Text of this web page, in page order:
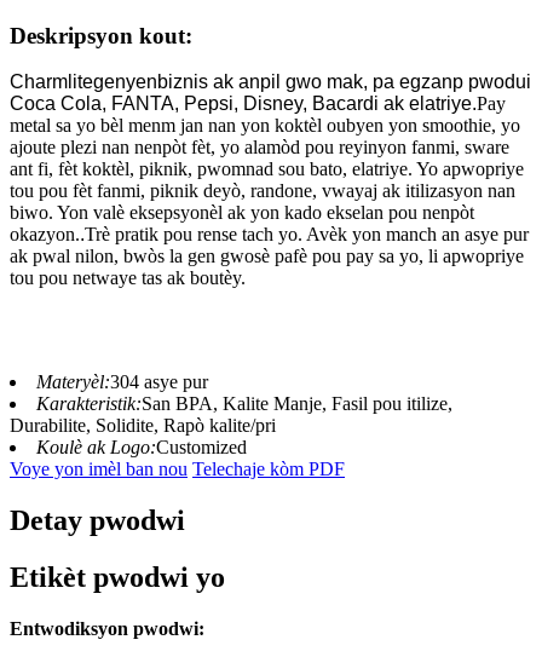
Deskripsyon kout:
Charmlitegenyenbiznis ak anpil gwo mak, pa egzanp pwodui
Coca Cola, FANTA, Pepsi, Disney, Bacardi ak elatriye.Pay
metal sa yo bèl menm jan nan yon koktèl oubyen yon smoothie, yo
ajoute plezi nan nenpòt fèt, yo alamòd pou reyinyon fanmi, sware
ant fi, fèt koktèl, piknik, pwomnad sou bato, elatriye. Yo apwopriye
tou pou fèt fanmi, piknik deyò, randone, vwayaj ak itilizasyon nan
biwo. Yon valè eksepsyonèl ak yon kado ekselan pou nenpòt
okazyon..Trè pratik pou rense tach yo. Avèk yon manch an asye pur
ak pwal nilon, bwòs la gen gwosè pafè pou pay sa yo, li apwopriye
tou pou netwaye tas ak boutèy.
Materyèl:304 asye pur
Karakteristik:San BPA, Kalite Manje, Fasil pou itilize,
Durabilite, Solidite, Rapò kalite/pri
Koulè ak Logo:Customized
Voye yon imèl ban nou Telechaje kòm PDF
Detay pwodwi
Etikèt pwodwi yo
Entwodiksyon pwodwi: